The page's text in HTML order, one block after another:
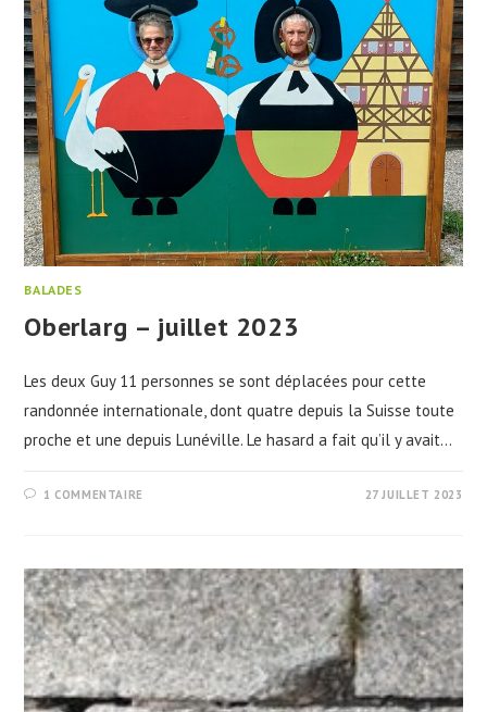
BALADES
Oberlarg – juillet 2023
Les deux Guy 11 personnes se sont déplacées pour cette
randonnée internationale, dont quatre depuis la Suisse toute
proche et une depuis Lunéville. Le hasard a fait qu’il y avait…
1 COMMENTAIRE 27 JUILLET 2023